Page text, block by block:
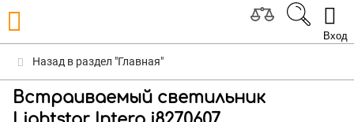
Вход
Назад в раздел "Главная"
Встраиваемый светильник